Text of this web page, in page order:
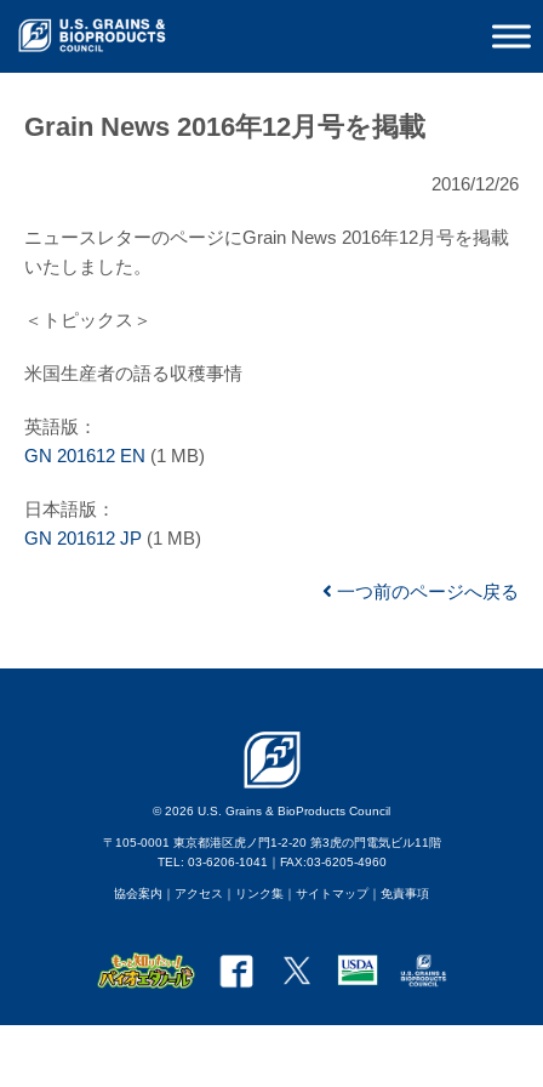
Grain News 2016年12月号を掲載
2016/12/26
ニュースレターのページにGrain News 2016年12月号を掲載
いたしました。
＜トピックス＞
米国生産者の語る収穫事情
英語版：
GN 201612 EN (1 MB)
日本語版：
GN 201612 JP (1 MB)
一つ前のページへ戻る
© 2026 U.S. Grains & BioProducts Council
〒105-0001 東京都港区虎ノ門1-2-20 第3虎の門電気ビル11階
TEL: 03-6206-1041｜FAX:03-6205-4960
協会案内 ｜アクセス ｜ リンク集 ｜ サイトマップ｜ 免責事項